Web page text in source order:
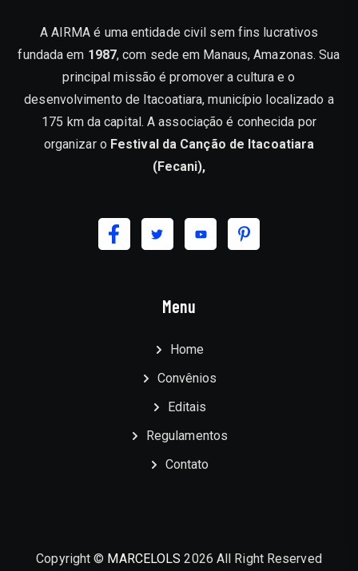
A AIRMA é uma entidade civil sem fins lucrativos
fundada em 1987, com sede em Manaus, Amazonas. Sua
principal missão é promover a cultura e o
desenvolvimento de Itacoatiara, município localizado a
175 km da capital. A associação é conhecida por
organizar o Festival da Canção de Itacoatiara
(Fecani),
Menu
Home
Convênios
Editais
Regulamentos
Contato
Copyright © MARCELOLS 2026 All Right Reserved